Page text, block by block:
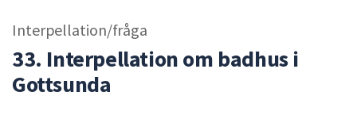
sökfältet
kommer
Interpellation/fråga
33. Interpellation om badhus i
Gottsunda